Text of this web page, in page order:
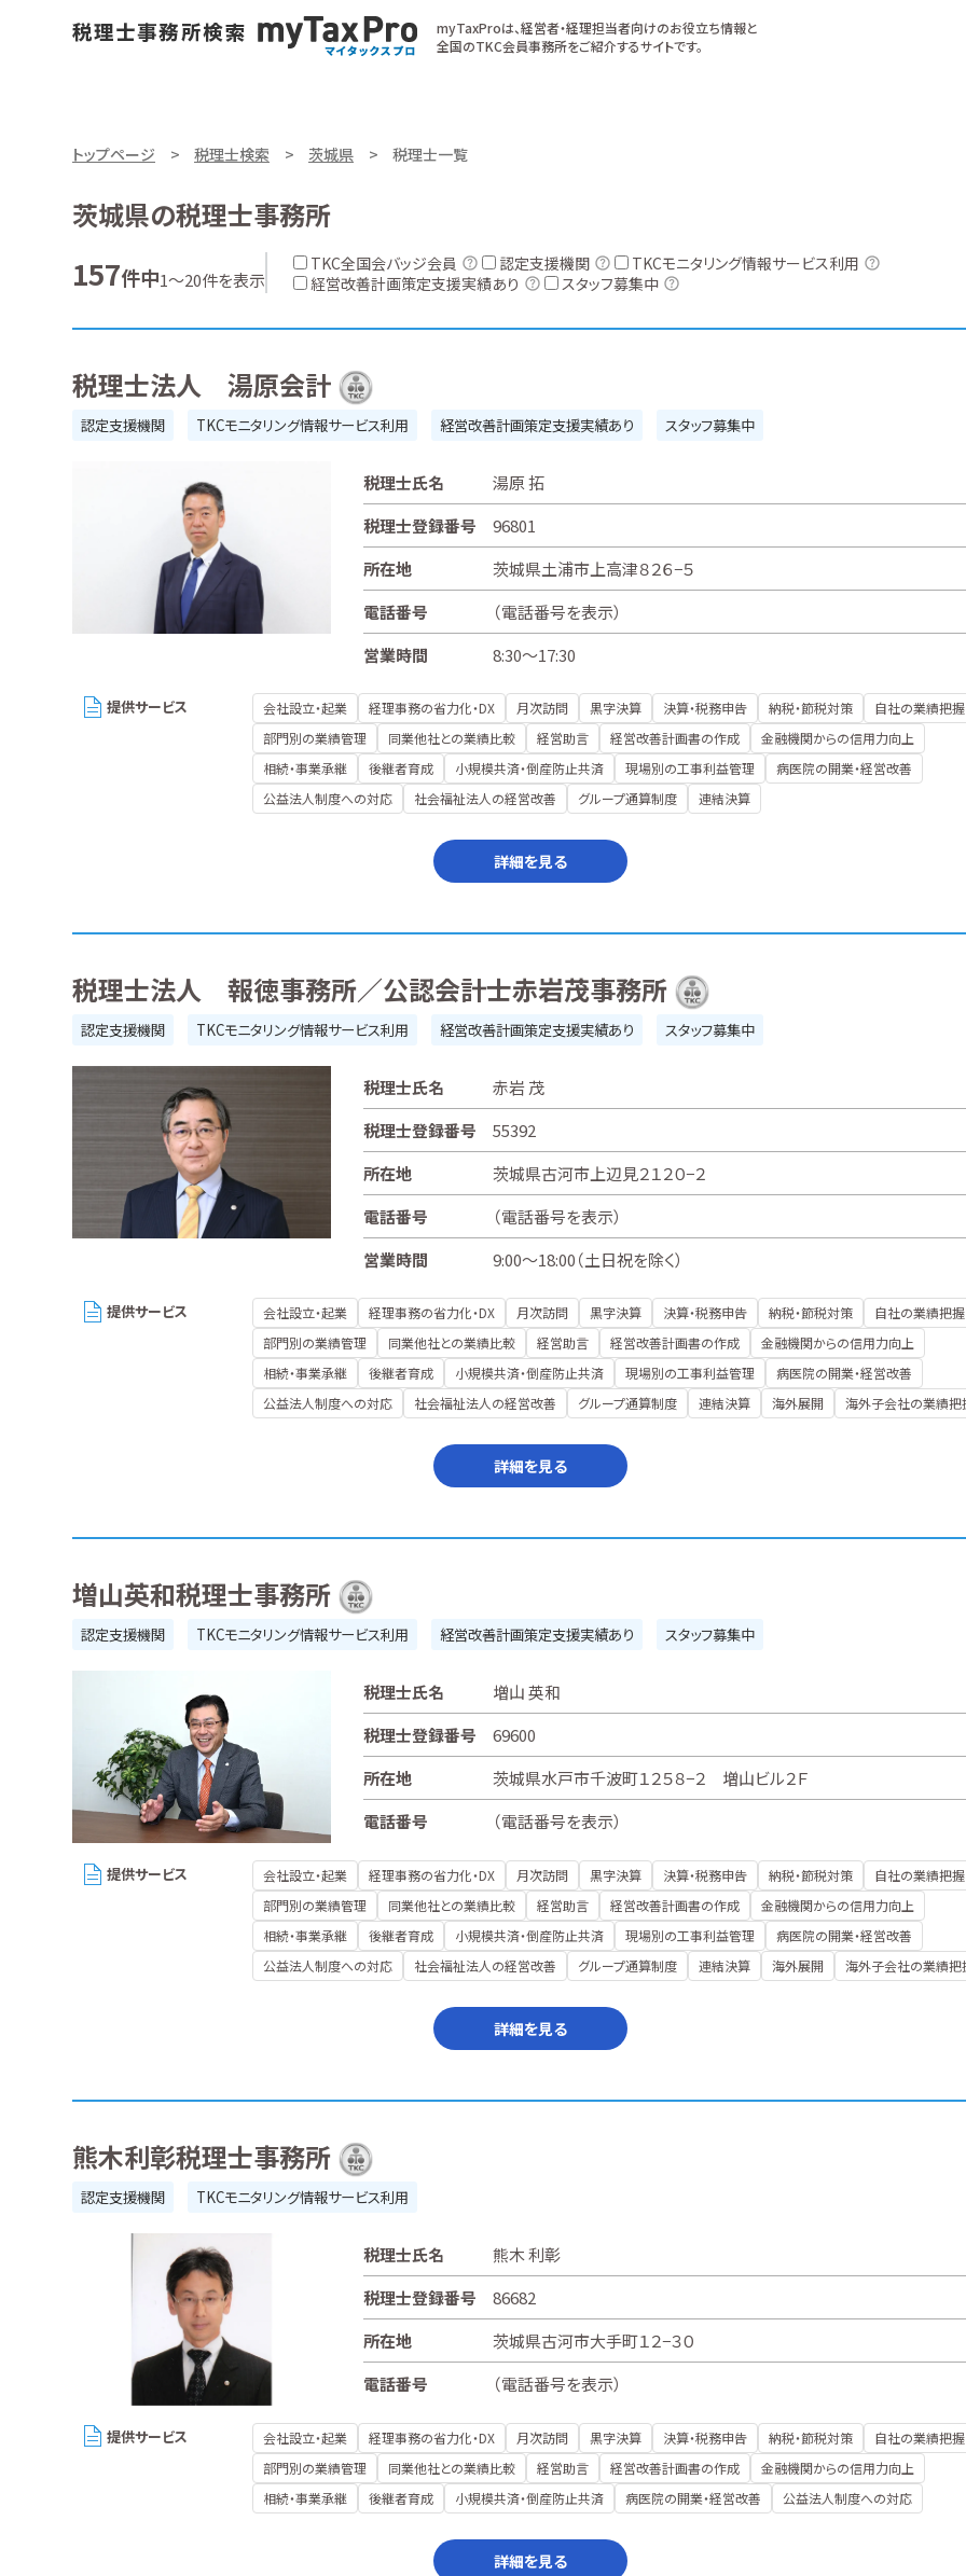
myTaxProは、経営者・経理担当者向けのお役立ち情報と
全国のTKC会員事務所をご紹介するサイトです。
トップページ 税理士検索 茨城県 税理士一覧
茨城県の税理士事務所
157件中1～20件を表示
TKC全国会バッジ会員 認定支援機関
TKCモニタリング情報サービス利用
経営改善計画策定支援実績あり
スタッフ募集中
税理士法人 湯原会計
認定支援機関 TKCモニタリング情報サービス利用 経営改善計画策定支援実績あり スタッフ募集中
税理士氏名
湯原 拓
税理士登録番号
96801
所在地
茨城県土浦市上高津８２６−５
電話番号
（電話番号を表示）
営業時間
8:30～17:30
提供サービス 会社設立・起業 経理事務の省力化・DX 月次訪問 黒字決算 決算・税務申告 納税・節税対策
自社の業績把握
部門別の業績管理
同業他社との業績比較 経営助言 経営改善計画書の作成
金融機関からの信用力向上
相続・事業承継
後継者育成 小規模共済・倒産防止共済 現場別の工事利益管理
病医院の開業・経営改善
公益法人制度への対応
社会福祉法人の経営改善 グループ通算制度 連結決算
詳細を見る
税理士法人 報徳事務所／公認会計士赤岩茂事務所
認定支援機関 TKCモニタリング情報サービス利用 経営改善計画策定支援実績あり スタッフ募集中
税理士氏名
赤岩 茂
税理士登録番号
55392
所在地
茨城県古河市上辺見２１２０−２
電話番号
（電話番号を表示）
営業時間
9:00～18:00（土日祝を除く）
提供サービス 会社設立・起業 経理事務の省力化・DX 月次訪問 黒字決算 決算・税務申告 納税・節税対策
自社の業績把握
部門別の業績管理
同業他社との業績比較 経営助言 経営改善計画書の作成
金融機関からの信用力向上
相続・事業承継
後継者育成 小規模共済・倒産防止共済 現場別の工事利益管理
病医院の開業・経営改善
公益法人制度への対応
社会福祉法人の経営改善 グループ通算制度 連結決算 海外展開 海外子会社の業績把
詳細を見る
増山英和税理士事務所
認定支援機関 TKCモニタリング情報サービス利用 経営改善計画策定支援実績あり スタッフ募集中
税理士氏名
増山 英和
税理士登録番号
69600
所在地
茨城県水戸市千波町１２５８−２ 増山ビル２Ｆ
電話番号
（電話番号を表示）
提供サービス 会社設立・起業 経理事務の省力化・DX 月次訪問 黒字決算 決算・税務申告 納税・節税対策
自社の業績把握
部門別の業績管理
同業他社との業績比較 経営助言 経営改善計画書の作成
金融機関からの信用力向上
相続・事業承継
後継者育成 小規模共済・倒産防止共済 現場別の工事利益管理
病医院の開業・経営改善
公益法人制度への対応
社会福祉法人の経営改善 グループ通算制度 連結決算 海外展開 海外子会社の業績把
詳細を見る
熊木利彰税理士事務所
認定支援機関 TKCモニタリング情報サービス利用
税理士氏名
熊木 利彰
税理士登録番号
86682
所在地
茨城県古河市大手町１２−３０
電話番号
（電話番号を表示）
提供サービス 会社設立・起業 経理事務の省力化・DX 月次訪問 黒字決算 決算・税務申告 納税・節税対策
自社の業績把握
部門別の業績管理
同業他社との業績比較 経営助言 経営改善計画書の作成
金融機関からの信用力向上
相続・事業承継
後継者育成 小規模共済・倒産防止共済 病医院の開業・経営改善 公益法人制度への対応
詳細を見る